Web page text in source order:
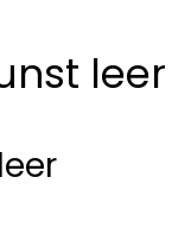
leer